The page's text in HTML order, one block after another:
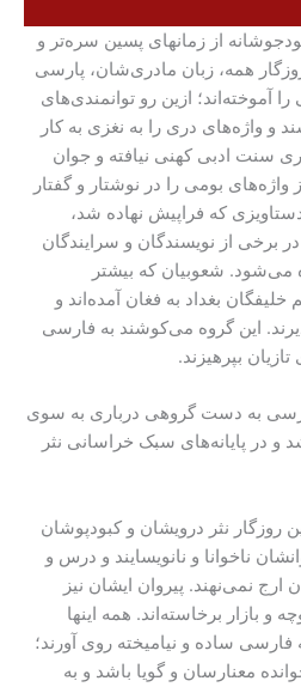
از زمانهای پسین سره‌تر و
همه، زبان مادری‌شان، پارسی
آموخته‌اند؛ ازین رو توانمندی‌های
و واژه‌های دری را به نغزی به کار
سنت ادبی کهنی نیافته و جوان
بومی را در نوشتار و گفتار
که فراپیش نهاده شد،
برخی از نویسندگان و سرایندگان
شعوبیان که بیشتر
بغداد به فغان آمده‌اند و
این گروه می‌کوشند به فارسی
بپرهیزند.
به دست گروهی درباری به سوی
و در پایانه‌های سبک خراسانی نثر
نثر درویشان و کبودپوشان
ناخوانا و نانویسایند و درس و
ارج نمی‌نهند. پیروان ایشان نیز
و بازار بر‌خاسته‌اند. همه اینها
ساده و نیامیخته روی آورند؛
معنارسان و گویا باشد و به